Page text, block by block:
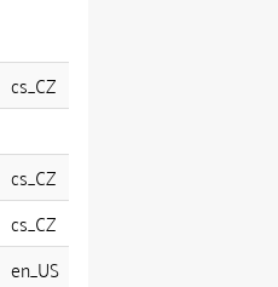
cs_CZ
cs_CZ
cs_CZ
en_US